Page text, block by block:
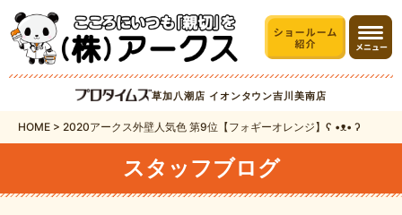
草加八潮店 イオンタウン吉川美南店
HOME > 2020アークス外壁人気色 第9位【フォギーオレンジ】ʕ •ᴥ• ʔ
スタッフブログ